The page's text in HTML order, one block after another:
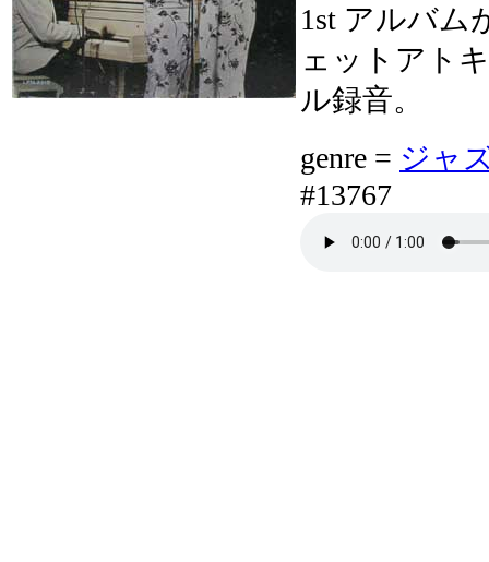
1st アルバム
ェットアト
ル録音。
genre = ジャ
#13767